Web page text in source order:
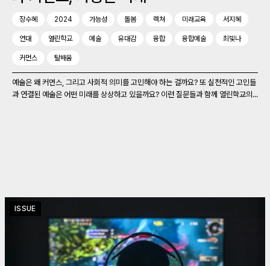
장수혜 2024 가능성 돌봄 렉쳐 미래교육 서지혜
연대 열린학교 예술 유대감 융합 융합예술 최빛나
커먼스 탈배움
예술은 왜 커먼스, 그리고 사회적 의미를 고민해야 하는 걸까요? 또 실천적인 고민들
과 연결된 예술은 어떤 미래를 상상하고 있을까요? 이런 질문들과 함께 열린학교의...
ISSUE